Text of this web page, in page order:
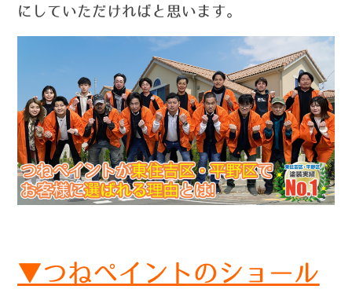
にしていただければと思います。
▼つねペイントのショール